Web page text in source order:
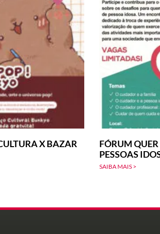
X BAZAR
FÓRUM
PESSOAS
SAIBA MAIS >